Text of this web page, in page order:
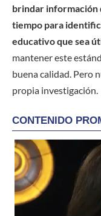
brindar información
tiempo para
educativo que sea
mantener este
buena calidad. Pero
propia investigación.